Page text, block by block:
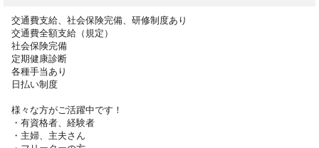
交通費支給、社会保険完備、研修制度あり
交通費全額支給（規定）
社会保険完備
定期健康診断
各種手当あり
日払い制度
様々な方がご活躍中です！
・有資格者、経験者
・主婦、主夫さん